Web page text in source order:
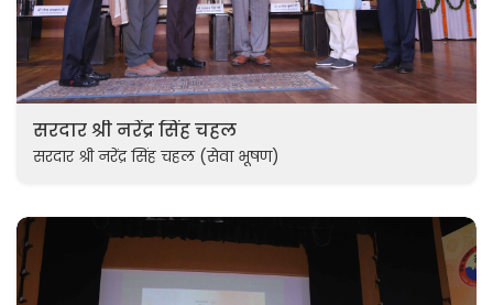
सरदार श्री नरेंद्र सिंह चहल
सरदार श्री नरेंद्र सिंह चहल (सेवा भूषण)